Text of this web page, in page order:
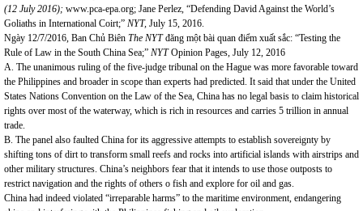
(12 July 2016); www.pca-epa.org; Jane Perlez, “Defending David Against the World’s
Goliaths in International Coirt;” NYT, July 15, 2016.
Ngày 12/7/2016, Ban Chủ Biên The NYTđăng một bài quan điểm xuất sắc: “Testing the
Rule of Law in the South China Sea;” NYTOpinion Pages, July 12, 2016
A. The unanimous ruling of the five-judge tribunal on the Hague was more favorable toward
the Philippines and broader in scope than experts had predicted. It said that under the United
States Nations Convention on the Law of the Sea, China has no legal basis to claim historical
rights over most of the waterway, which is rich in resources and carries 5 trillion in annual
trade.
B. The panel also faulted China for its aggressive attempts to establish sovereignty by
shifting tons of dirt to transform small reefs and rocks into artificial islands with airstrips and
other military structures. China’s neighbors fear that it intends to use those outposts to
restrict navigation and the rights of others o fish and explore for oil and gas.
China had indeed violated “irreparable harms” to the maritime environment, endangering